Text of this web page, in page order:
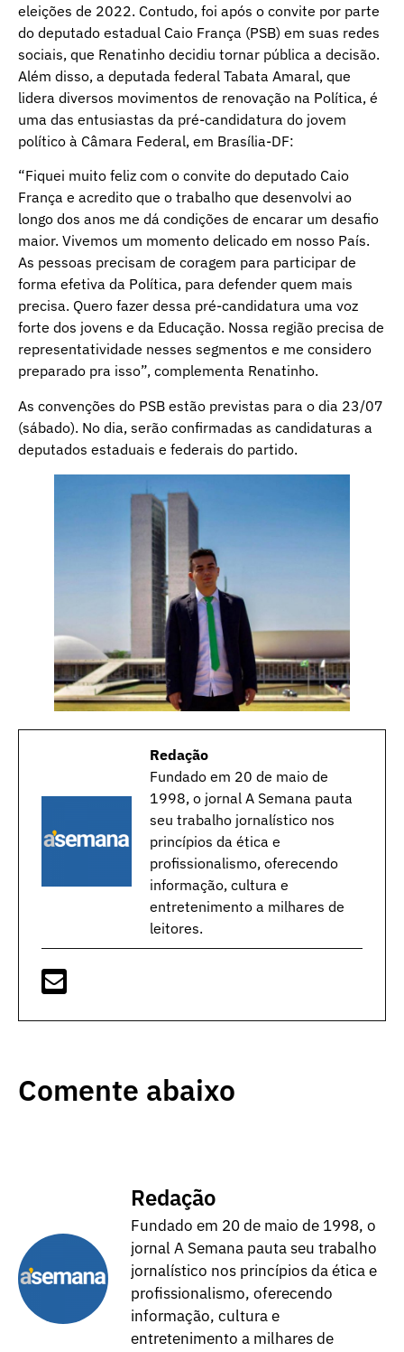
eleições de 2022. Contudo, foi após o convite por parte
do deputado estadual Caio França (PSB) em suas redes
sociais, que Renatinho decidiu tornar pública a decisão.
Além disso, a deputada federal Tabata Amaral, que
lidera diversos movimentos de renovação na Política, é
uma das entusiastas da pré-candidatura do jovem
político à Câmara Federal, em Brasília-DF:
“Fiquei muito feliz com o convite do deputado Caio
França e acredito que o trabalho que desenvolvi ao
longo dos anos me dá condições de encarar um desafio
maior. Vivemos um momento delicado em nosso País.
As pessoas precisam de coragem para participar de
forma efetiva da Política, para defender quem mais
precisa. Quero fazer dessa pré-candidatura uma voz
forte dos jovens e da Educação. Nossa região precisa de
representatividade nesses segmentos e me considero
preparado pra isso”, complementa Renatinho.
As convenções do PSB estão previstas para o dia 23/07
(sábado). No dia, serão confirmadas as candidaturas a
deputados estaduais e federais do partido.
Redação
Fundado em 20 de maio de
1998, o jornal A Semana pauta
seu trabalho jornalístico nos
princípios da ética e
profissionalismo, oferecendo
informação, cultura e
entretenimento a milhares de
leitores.
Comente abaixo
Redação
Fundado em 20 de maio de 1998, o
jornal A Semana pauta seu trabalho
jornalístico nos princípios da ética e
profissionalismo, oferecendo
informação, cultura e
entretenimento a milhares de